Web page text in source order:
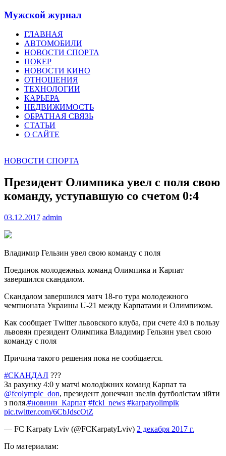
Мужской журнал
ГЛАВНАЯ
АВТОМОБИЛИ
НОВОСТИ СПОРТА
ПОКЕР
НОВОСТИ КИНО
ОТНОШЕНИЯ
ТЕХНОЛОГИИ
КАРЬЕРА
НЕДВИЖИМОСТЬ
ОБРАТНАЯ СВЯЗЬ
СТАТЬИ
О САЙТЕ
НОВОСТИ СПОРТА
Президент Олимпика увел с поля свою
команду, уступавшую со счетом 0:4
03.12.2017 admin
Владимир Гельзин увел свою команду с поля
Поединок молодежных команд Олимпика и Карпат
завершился скандалом.
Скандалом завершился матч 18-го тура молодежного
чемпионата Украины U-21 между Карпатами и Олимпиком.
Как сообщает Тwitter львовского клуба, при счете 4:0 в пользу
львовян президент Олимпика Владимир Гельзин увел свою
команду с поля
Причина такого решения пока не сообщается.
#СКАНДАЛ ???
За рахунку 4:0 у матчі молодіжних команд Карпат та
@fcolympic_don, президент донеччан звелів футболістам зійти
з поля.#новини_Карпат #fckl_news #karpatyolimpik
pic.twitter.com/6CbJdscOtZ
— FC Karpaty Lviv (@FCKarpatyLviv) 2 декабря 2017 г.
По материалам: